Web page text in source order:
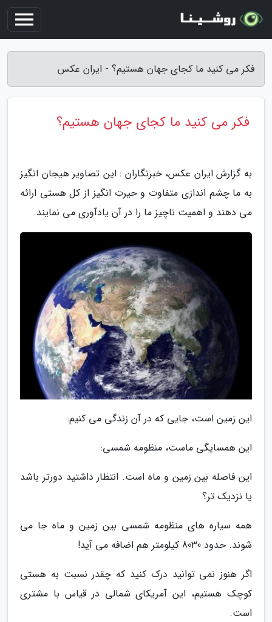
فکر می کنید ما کجای جهان هستیم؟ - ایران عکس
فکر می کنید ما کجای جهان هستیم؟
به گزارش ایران عکس، خبرنگاران : این تصاویر هیجان انگیز
به ما چشم اندازی متفاوت و حیرت انگیز از کل هستی ارائه
می دهند و اهمیت ناچیز ما را در آن یادآوری می نمایند.
این زمین است، جایی که در آن زندگی می کنیم:
این همسایگی ماست، منظومه شمسی:
این فاصله بین زمین و ماه است. انتظار داشتید دورتر باشد
یا نزدیک تر؟
همه سیاره های منظومه شمسی بین زمین و ماه جا می
شوند. حدود 8030 کیلومتر هم اضافه می آید!
اگر هنوز نمی توانید درک کنید که چقدر نسبت به هستی
کوچک هستیم، این آمریکای شمالی در قیاس با مشتری
است.